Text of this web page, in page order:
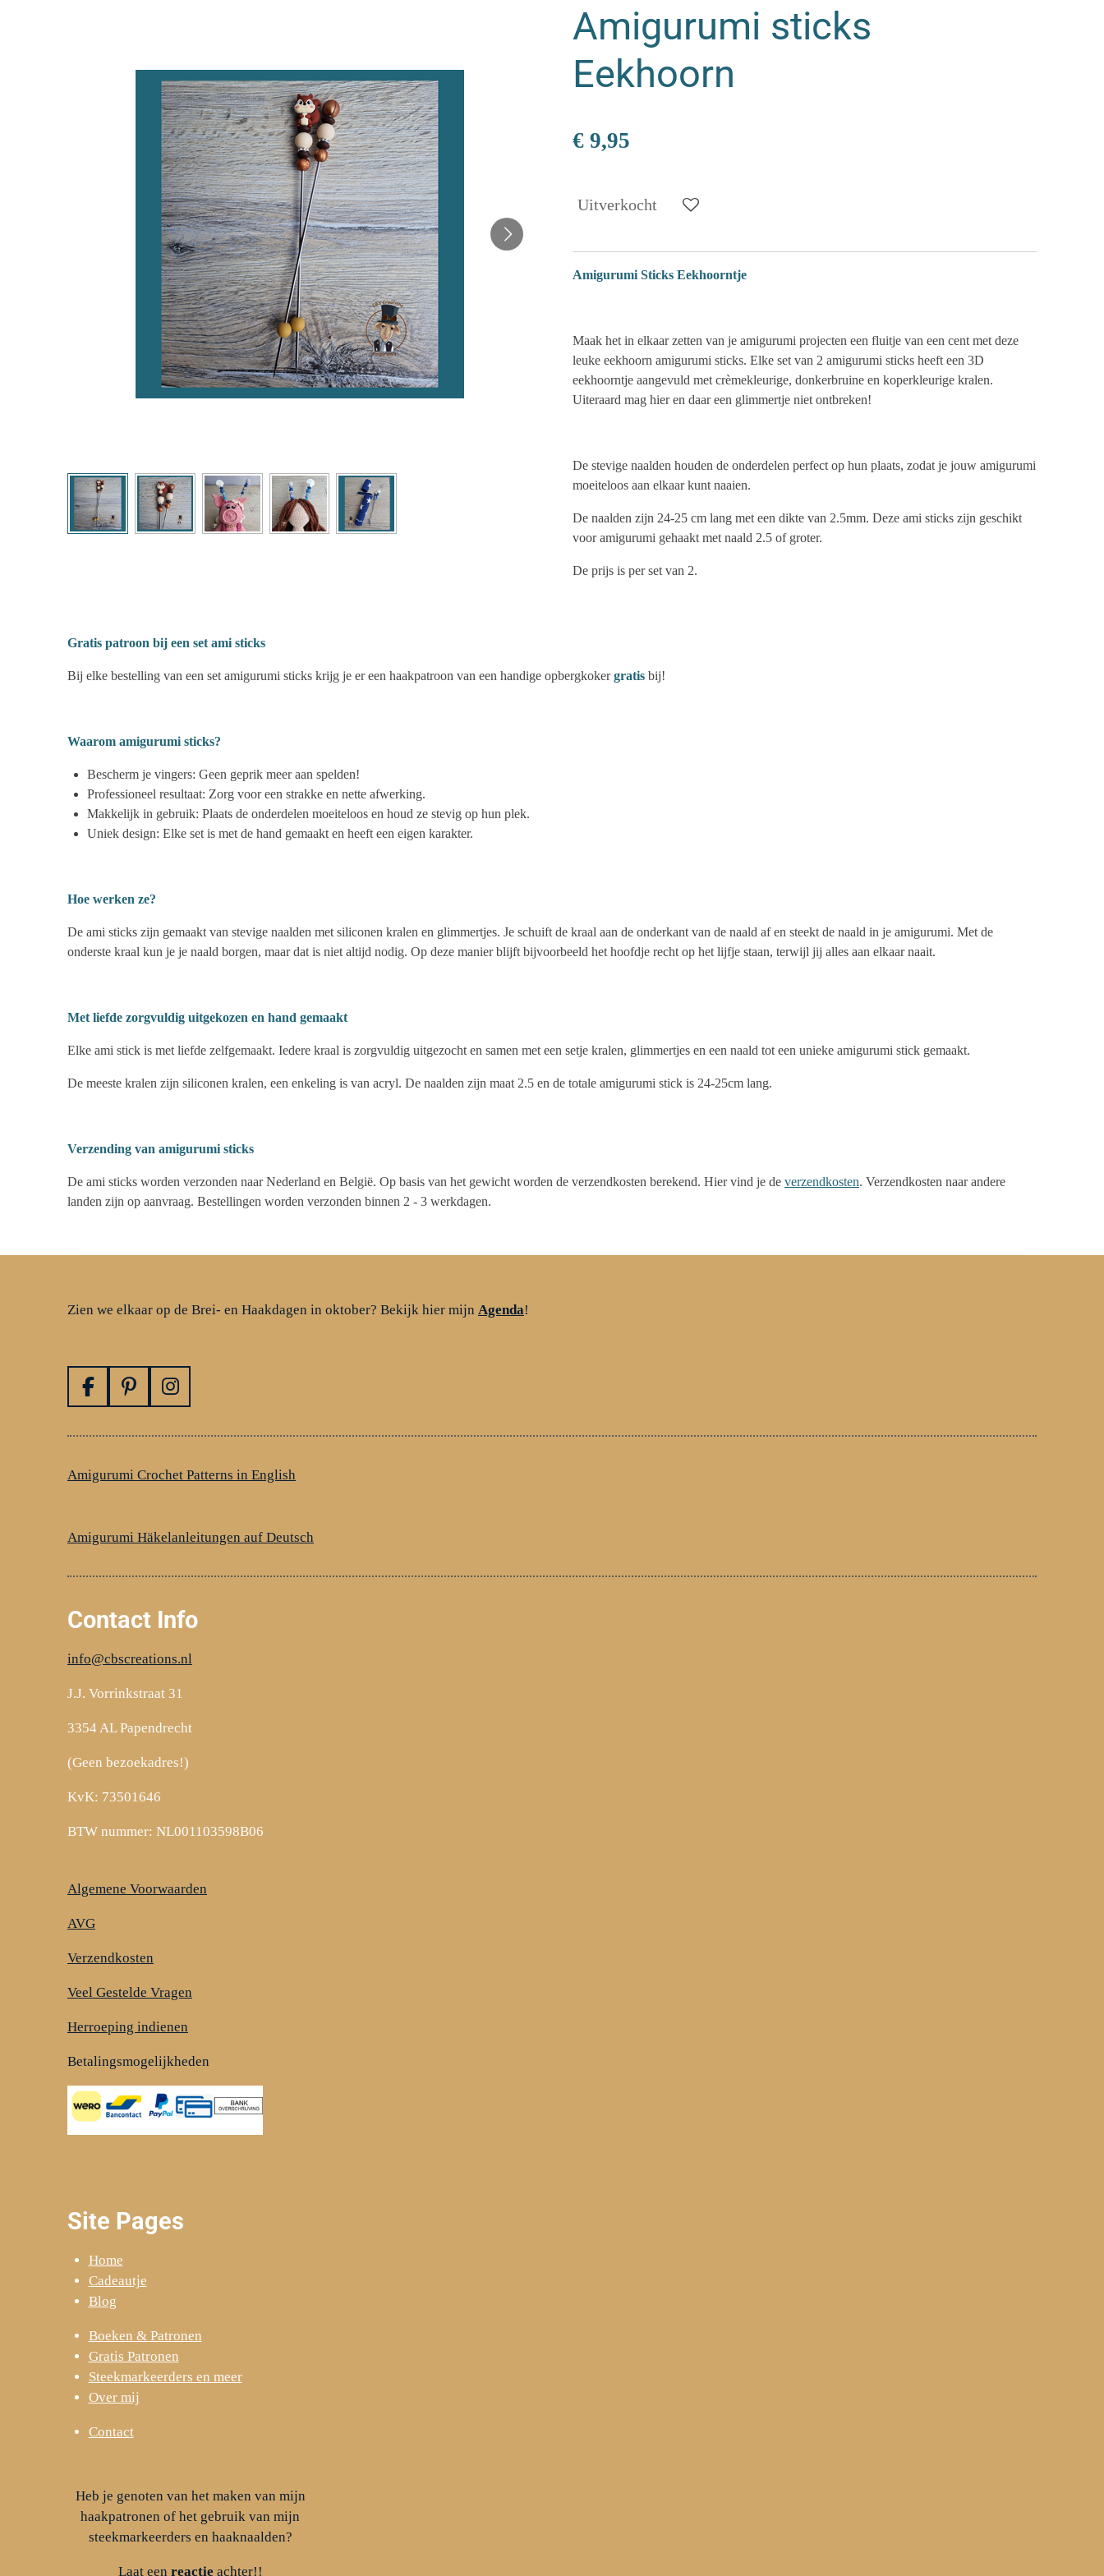
Amigurumi sticks
Eekhoorn
€ 9,95
Uitverkocht
Amigurumi Sticks Eekhoorntje
Maak het in elkaar zetten van je amigurumi projecten een fluitje van een cent met deze
leuke eekhoorn amigurumi sticks. Elke set van 2 amigurumi sticks heeft een 3D
eekhoorntje aangevuld met crèmekleurige, donkerbruine en koperkleurige kralen.
Uiteraard mag hier en daar een glimmertje niet ontbreken!
De stevige naalden houden de onderdelen perfect op hun plaats, zodat je jouw amigurumi
moeiteloos aan elkaar kunt naaien.
De naalden zijn 24-25 cm lang met een dikte van 2.5mm. Deze ami sticks zijn geschikt
voor amigurumi gehaakt met naald 2.5 of groter.
De prijs is per set van 2.
Gratis patroon bij een set ami sticks
Bij elke bestelling van een set amigurumi sticks krijg je er een haakpatroon van een handige opbergkokergratis bij!
Waarom amigurumi sticks?
Bescherm je vingers: Geen geprik meer aan spelden!
Professioneel resultaat: Zorg voor een strakke en nette afwerking.
Makkelijk in gebruik: Plaats de onderdelen moeiteloos en houd ze stevig op hun plek.
Uniek design: Elke set is met de hand gemaakt en heeft een eigen karakter.
Hoe werken ze?
De ami sticks zijn gemaakt van stevige naalden met siliconen kralen en glimmertjes. Je schuift de kraal aan de onderkant van de naald af en steekt de naald in je amigurumi. Met de
onderste kraal kun je je naald borgen, maar dat is niet altijd nodig. Op deze manier blijft bijvoorbeeld het hoofdje recht op het lijfje staan, terwijl jij alles aan elkaar naait.
Met liefde zorgvuldig uitgekozen en hand gemaakt
Elke ami stick is met liefde zelfgemaakt. Iedere kraal is zorgvuldig uitgezocht en samen met een setje kralen, glimmertjes en een naald tot een unieke amigurumi stick gemaakt.
De meeste kralen zijn siliconen kralen, een enkeling is van acryl. De naalden zijn maat 2.5 en de totale amigurumi stick is 24-25cm lang.
Verzending van amigurumi sticks
De ami sticks worden verzonden naar Nederland en België. Op basis van het gewicht worden de verzendkosten berekend. Hier vind je de verzendkosten. Verzendkosten naar andere
landen zijn op aanvraag. Bestellingen worden verzonden binnen 2 - 3 werkdagen.
Zien we elkaar op de Brei- en Haakdagen in oktober? Bekijk hier mijn Agenda!
F
c
b
k
P
n
e
s
I
s
a
a
Amigurumi Crochet Patterns in English
Amigurumi Häkelanleitungen auf Deutsch
Contact Info
info@cbscreations.nl
J.J. Vorrinkstraat 31
3354 AL Papendrecht
(Geen bezoekadres!)
KvK: 73501646
BTW nummer: NL001103598B06
Algemene Voorwaarden
AVG
Verzendkosten
Veel Gestelde Vragen
Herroeping indienen
Betalingsmogelijkheden
Site Pages
Home
Cadeautje
Blog
Boeken & Patronen
Gratis Patronen
Steekmarkeerders en meer
Over mij
Contact
Heb je genoten van het maken van mijn
haakpatronen of het gebruik van mijn
steekmarkeerders en haaknaalden?
Laat een reactie achter!!